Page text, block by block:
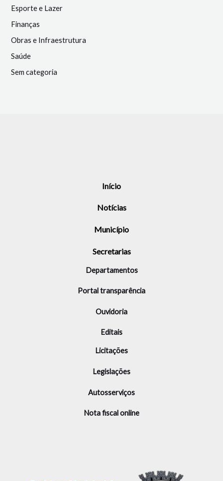
Esporte e Lazer
Finanças
Obras e Infraestrutura
Saúde
Sem categoria
Início
Notícias
Município
Secretarias
Departamentos
Portal transparência
Ouvidoria
Editais
Licitações
Legislações
Autosserviços
Nota fiscal online